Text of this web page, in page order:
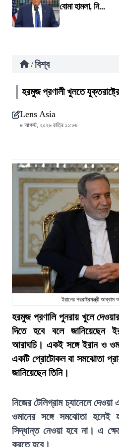
বোমা হামলা, নি...
/ বিশ্ব
হরমুজ প্রণালী খুলতে
Lens Asia
৮ আগস্ট, ২০২৬ রাত্রি ১১:০৬
ইরানের পররাষ্ট্রমন্ত্রী
হরমুজ প্রণালি পুনরায় খুলে
দিতে হবে বলে জানিয়েছেন
আরাঘচি। একই সঙ্গে ইরান ও
একটি প্রোটোকল বা সমঝোতা
জানিয়েছেন তিনি।
নিজের টেলিগ্রাম চ্যানেলে
ওমানের সঙ্গে সমঝোতা হলেই
সিদ্ধান্ত নেওয়া হবে না। এ
করতে হবে।